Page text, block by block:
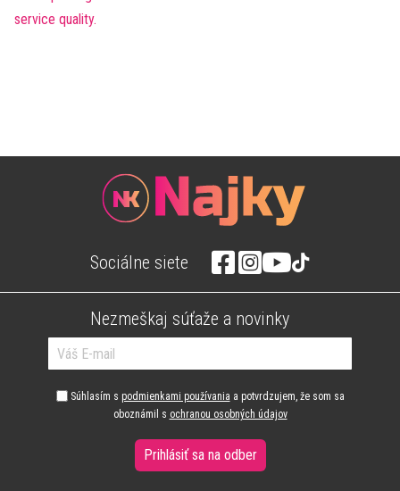
Sociálne siete
Nezmeškaj súťaže a novinky
Súhlasím s podmienkami používania a potvrdzujem, že som sa
oboznámil s ochranou osobných údajov
Prihlásiť sa na odber